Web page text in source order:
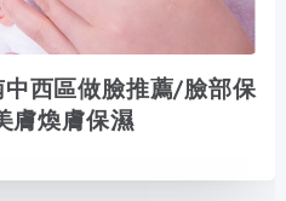
西區做臉推薦/臉部保
膚煥膚保濕